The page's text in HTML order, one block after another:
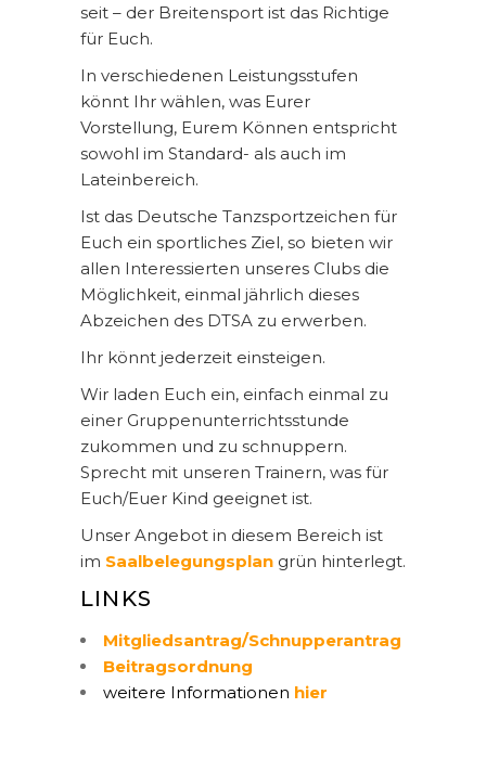
seit – der Breitensport ist das Richtige
für Euch.
In verschiedenen Leistungsstufen
könnt Ihr wählen, was Eurer
Vorstellung, Eurem Können entspricht
sowohl im Standard- als auch im
Lateinbereich.
Ist das Deutsche Tanzsportzeichen für
Euch ein sportliches Ziel, so bieten wir
allen Interessierten unseres Clubs die
Möglichkeit, einmal jährlich dieses
Abzeichen des DTSA zu erwerben.
Ihr könnt jederzeit einsteigen.
Wir laden Euch ein, einfach einmal zu
einer Gruppenunterrichtsstunde
zukommen und zu schnuppern.
Sprecht mit unseren Trainern, was für
Euch/Euer Kind geeignet ist.
Unser Angebot in diesem Bereich ist
im Saalbelegungsplan grün hinterlegt.
LINKS
Mitgliedsantrag/Schnupperantrag
Beitragsordnung
weitere Informationen hier